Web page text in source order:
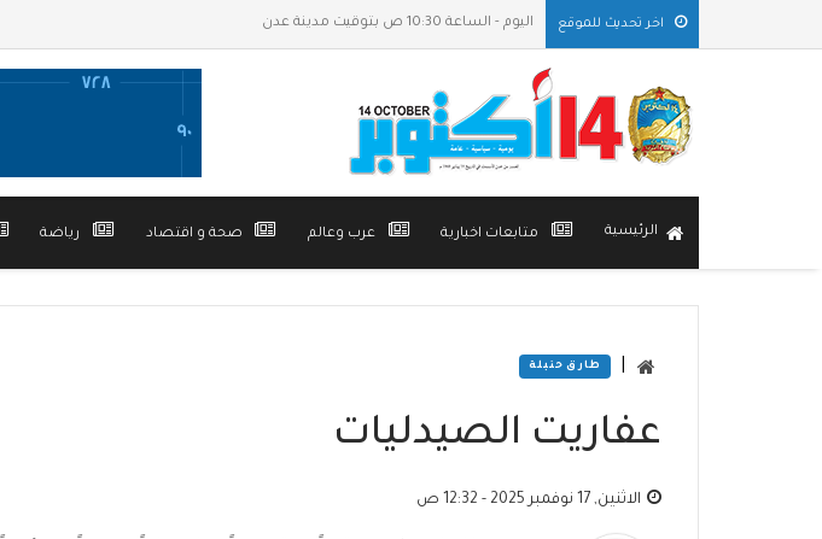
اخر تحديث للموقع اليوم - الساعة 10:30 ص بتوقيت مدينة عدن
الرئيسية متابعات اخبارية عرب وعالم صحة و اقتصاد رياضة
طارق حنبلة
عفاريت الصيدليات
الاثنين, 17 نوفمبر 2025 - 12:32 ص